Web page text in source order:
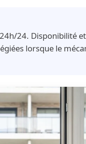
24. Disponibilité
lorsque le